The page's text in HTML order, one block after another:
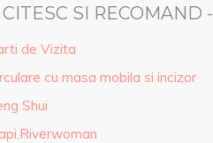
CITESC SI RECOMAND -
de Vizita
cu masa mobila si incizor
Shui